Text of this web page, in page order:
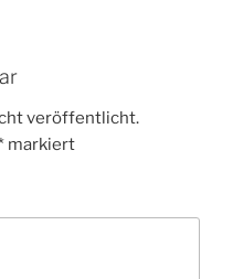
veröffentlicht.
markiert